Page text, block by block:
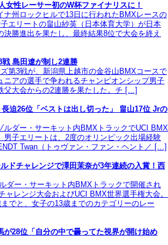
女性レーサー初のW杯ファイナリスに！
ナ州ロックヒルで13日に行われたBMXレースの
エリートの畠山紗英（日本体育大学）が日本
決勝進出を果たし、最終結果8位で大会を終え
島田遼が制し2連勝
第3戦が、新潟県上越市の金谷山BMXコースで
ニアの選手で争われるチャンピオンシップ男子
父大会からの2連勝を果たした。チ […]
迫26位「ベストは出し切った」 畠山17位 Jrの
ルダー・サーキット内BMXトラックでUCI BMX
男子エリートは、2度のオリンピック出場経験
Twan（トゥヴァン・ファン・ヘント／ […]
ドチャレンジで澤田茉奈が3年連続の入賞！西
ダー・サーキット内BMXトラックで開催され
ャレンジ大会およびUCI BMX世界選手権大会。
でと、女子の13歳までのカテゴリーのレー
が28位「自分の中で曇ってた視界が開け始め